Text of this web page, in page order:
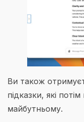
Ви також
підказки, які
майбутньому.